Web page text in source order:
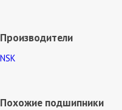
Производители
NSK
Похожие подшипники